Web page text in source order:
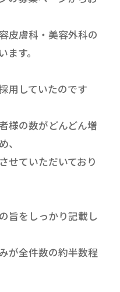
皮膚科・美容外科の
す。
用していたのです
様の数がどんどん増
、
せていただいており
旨をしっかり記載し
が全件数の約半数程